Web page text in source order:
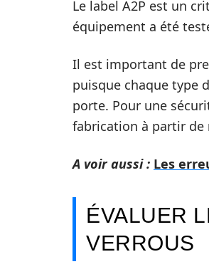
Le label A2P est un
équipement a été
Il est important de
puisque chaque type
porte. Pour une
fabrication à partir de
A voir aussi : Les
ÉVALUER
VERROUS